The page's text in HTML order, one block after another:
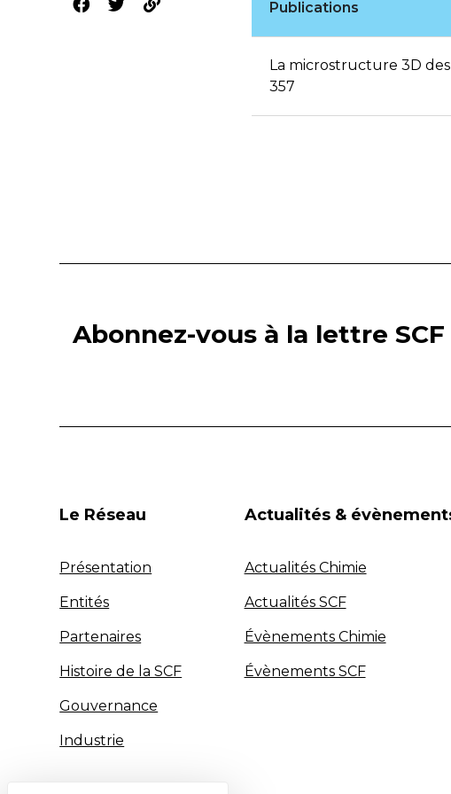
Publications
La microstructure 3D
357
Abonnez-vous à la lettre
Le Réseau
Présentation
Entités
Partenaires
Histoire de la SCF
Gouvernance
Industrie
Actualités &
Actualités Chimie
Actualités SCF
Évènements Chimie
Évènements SCF